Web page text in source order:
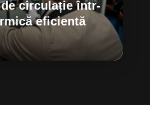
circulație într-
eficientă